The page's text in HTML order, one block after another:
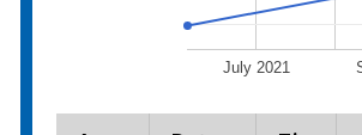
July 2021